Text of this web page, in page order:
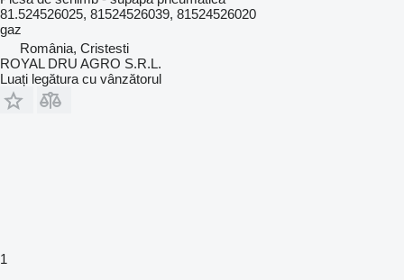
81.524526025, 81524526039, 81524526020
gaz
România, Cristesti
ROYAL DRU AGRO S.R.L.
Luați legătura cu vânzătorul
1